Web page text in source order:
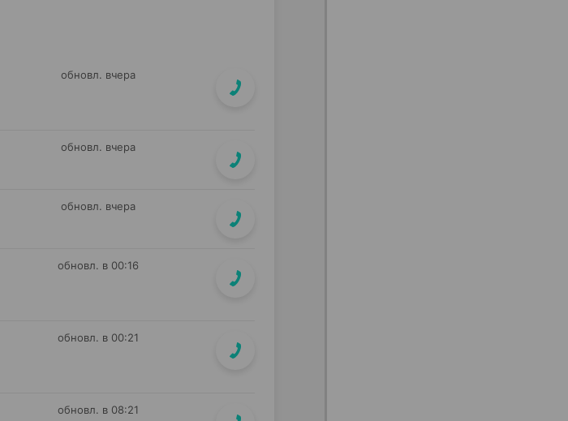
обновл. вчера
обновл. вчера
обновл. вчера
обновл. в 00:16
обновл. в 00:21
обновл. в 08:21